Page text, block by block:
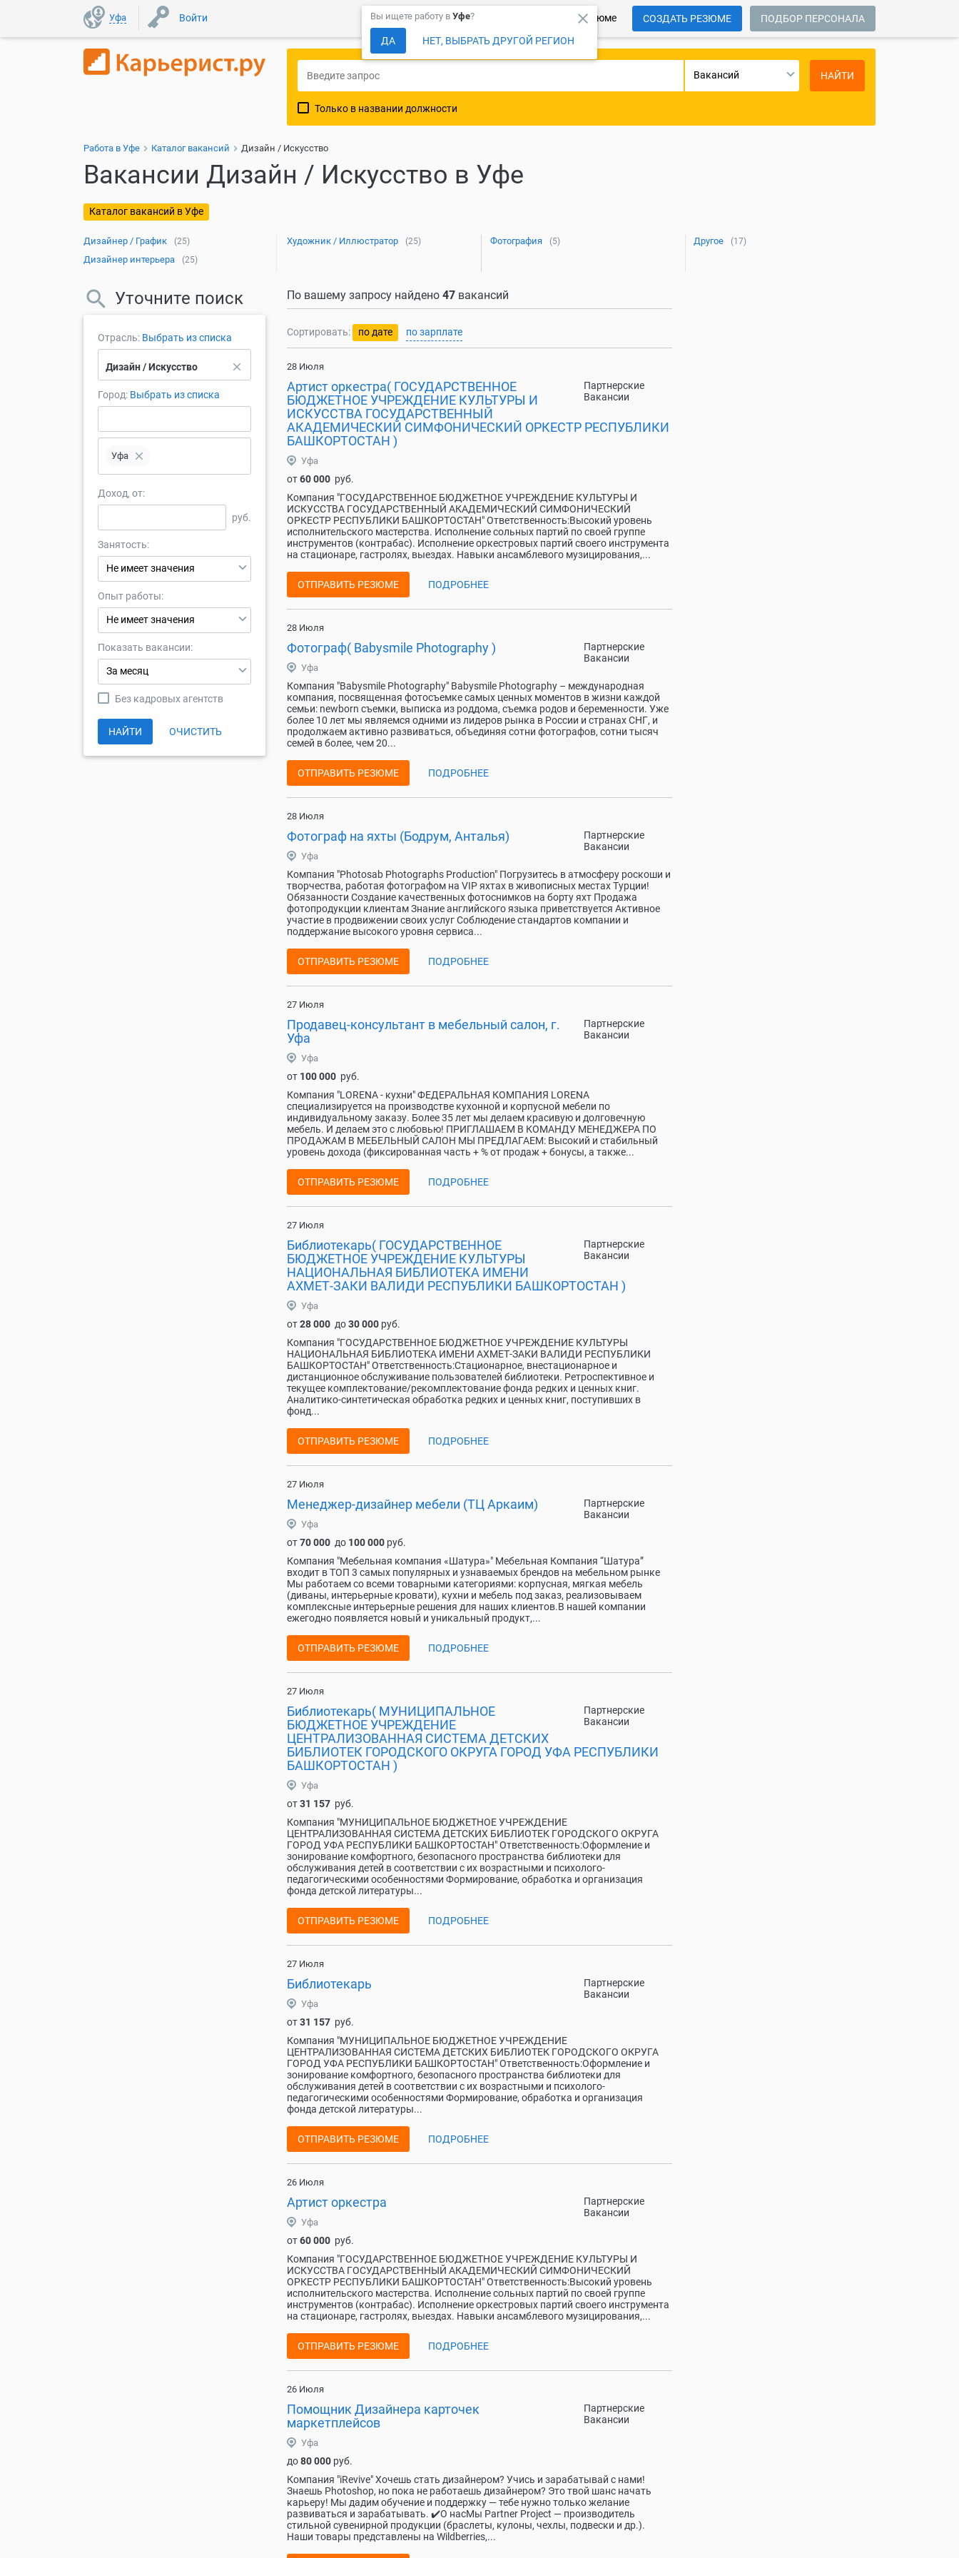
Уфа Войти СОЗДАТЬ РЕЗЮМЕ ПОДБОР ПЕРСОНАЛА
Более 150 000 компаний ждут Ваше резюме
close
Вы ищете работу в Уфе?
ДА НЕТ, ВЫБРАТЬ ДРУГОЙ РЕГИОН
Вакансий НАЙТИ
Только в названии должности
Работа в Уфе Каталог вакансий Дизайн / Искусство
Вакансии Дизайн / Искусство в Уфе
Каталог вакансий в Уфе
Дизайнер / График (25) Художник / Иллюстратор (25) Фотография (5) Другое (17)
Дизайнер интерьера (25)
По вашему запросу найдено 47 вакансий
Сортировать: по дате по зарплате
28 Июля
Партнерские
Вакансии
Артист оркестра( ГОСУДАРСТВЕННОЕ
БЮДЖЕТНОЕ УЧРЕЖДЕНИЕ КУЛЬТУРЫ И
ИСКУССТВА ГОСУДАРСТВЕННЫЙ
АКАДЕМИЧЕСКИЙ СИМФОНИЧЕСКИЙ ОРКЕСТР РЕСПУБЛИКИ
БАШКОРТОСТАН )
Уфа
от60 000 руб.
Компания "ГОСУДАРСТВЕННОЕ БЮДЖЕТНОЕ УЧРЕЖДЕНИЕ КУЛЬТУРЫ И
ИСКУССТВА ГОСУДАРСТВЕННЫЙ АКАДЕМИЧЕСКИЙ СИМФОНИЧЕСКИЙ
ОРКЕСТР РЕСПУБЛИКИ БАШКОРТОСТАН" Ответственность:Высокий уровень
исполнительского мастерства. Исполнение сольных партий по своей группе
инструментов (контрабас). Исполнение оркестровых партий своего инструмента
на стационаре, гастролях, выездах. Навыки ансамблевого музицирования,...
ОТПРАВИТЬ РЕЗЮМЕ ПОДРОБНЕЕ
28 Июля
Партнерские
Вакансии
Фотограф( Babysmile Photography )
Уфа
Компания "Babysmile Photography" Babysmile Photography – международная
компания, посвященная фотосъемке самых ценных моментов в жизни каждой
семьи: newborn съемки, выписка из роддома, съемка родов и беременности. Уже
более 10 лет мы являемся одними из лидеров рынка в России и странах СНГ, и
продолжаем активно развиваться, объединяя сотни фотографов, сотни тысяч
семей в более, чем 20...
ОТПРАВИТЬ РЕЗЮМЕ ПОДРОБНЕЕ
28 Июля
Партнерские
Вакансии
Фотограф на яхты (Бодрум, Анталья)
Уфа
Компания "Photosab Photographs Production" Погрузитесь в атмосферу роскоши и
творчества, работая фотографом на VIP яхтах в живописных местах Турции!
Обязанности Создание качественных фотоснимков на борту яхт Продажа
фотопродукции клиентам Знание английского языка приветствуется Активное
участие в продвижении своих услуг Соблюдение стандартов компании и
поддержание высокого уровня сервиса...
ОТПРАВИТЬ РЕЗЮМЕ ПОДРОБНЕЕ
27 Июля
Партнерские
Вакансии
Продавец-консультант в мебельный салон, г.
Уфа
Уфа
от 100 000 руб.
Компания "LORENA - кухни" ФЕДЕРАЛЬНАЯ КОМПАНИЯ LORENA
специализируется на производстве кухонной и корпусной мебели по
индивидуальному заказу. Более 35 лет мы делаем красивую и долговечную
мебель. И делаем это с любовью! ПРИГЛАШАЕМ В КОМАНДУ МЕНЕДЖЕРА ПО
ПРОДАЖАМ В МЕБЕЛЬНЫЙ САЛОН МЫ ПРЕДЛАГАЕМ: Высокий и стабильный
уровень дохода (фиксированная часть + % от продаж + бонусы, а также...
ОТПРАВИТЬ РЕЗЮМЕ ПОДРОБНЕЕ
27 Июля
Партнерские
Вакансии
Библиотекарь( ГОСУДАРСТВЕННОЕ
БЮДЖЕТНОЕ УЧРЕЖДЕНИЕ КУЛЬТУРЫ
НАЦИОНАЛЬНАЯ БИБЛИОТЕКА ИМЕНИ
АХМЕТ-ЗАКИ ВАЛИДИ РЕСПУБЛИКИ БАШКОРТОСТАН )
Уфа
от28 000 до30 000 руб.
Компания "ГОСУДАРСТВЕННОЕ БЮДЖЕТНОЕ УЧРЕЖДЕНИЕ КУЛЬТУРЫ
НАЦИОНАЛЬНАЯ БИБЛИОТЕКА ИМЕНИ АХМЕТ-ЗАКИ ВАЛИДИ РЕСПУБЛИКИ
БАШКОРТОСТАН" Ответственность:Стационарное, внестационарное и
дистанционное обслуживание пользователей библиотеки. Ретроспективное и
текущее комплектование/рекомплектование фонда редких и ценных книг.
Аналитико-синтетическая обработка редких и ценных книг, поступивших в
фонд...
ОТПРАВИТЬ РЕЗЮМЕ ПОДРОБНЕЕ
27 Июля
Партнерские
Вакансии
Менеджер-дизайнер мебели (ТЦ Аркаим)
Уфа
от70 000 до 100 000 руб.
Компания "Мебельная компания «Шатура»" Мебельная Компания “Шатура”
входит в ТОП 3 самых популярных и узнаваемых брендов на мебельном рынке
Мы работаем со всеми товарными категориями: корпусная, мягкая мебель
(диваны, интерьерные кровати), кухни и мебель под заказ, реализовываем
комплексные интерьерные решения для наших клиентов.В нашей компании
ежегодно появляется новый и уникальный продукт,...
ОТПРАВИТЬ РЕЗЮМЕ ПОДРОБНЕЕ
27 Июля
Партнерские
Вакансии
Библиотекарь( МУНИЦИПАЛЬНОЕ
БЮДЖЕТНОЕ УЧРЕЖДЕНИЕ
ЦЕНТРАЛИЗОВАННАЯ СИСТЕМА ДЕТСКИХ
БИБЛИОТЕК ГОРОДСКОГО ОКРУГА ГОРОД УФА РЕСПУБЛИКИ
БАШКОРТОСТАН )
Уфа
от31 157 руб.
Компания "МУНИЦИПАЛЬНОЕ БЮДЖЕТНОЕ УЧРЕЖДЕНИЕ
ЦЕНТРАЛИЗОВАННАЯ СИСТЕМА ДЕТСКИХ БИБЛИОТЕК ГОРОДСКОГО ОКРУГА
ГОРОД УФА РЕСПУБЛИКИ БАШКОРТОСТАН" Ответственность:Оформление и
зонирование комфортного, безопасного пространства библиотеки для
обслуживания детей в соответствии с их возрастными и психолого-
педагогическими особенностями Формирование, обработка и организация
фонда детской литературы...
ОТПРАВИТЬ РЕЗЮМЕ ПОДРОБНЕЕ
27 Июля
Партнерские
Вакансии
Библиотекарь
Уфа
от31 157 руб.
Компания "МУНИЦИПАЛЬНОЕ БЮДЖЕТНОЕ УЧРЕЖДЕНИЕ
ЦЕНТРАЛИЗОВАННАЯ СИСТЕМА ДЕТСКИХ БИБЛИОТЕК ГОРОДСКОГО ОКРУГА
ГОРОД УФА РЕСПУБЛИКИ БАШКОРТОСТАН" Ответственность:Оформление и
зонирование комфортного, безопасного пространства библиотеки для
обслуживания детей в соответствии с их возрастными и психолого-
педагогическими особенностями Формирование, обработка и организация
фонда детской литературы...
ОТПРАВИТЬ РЕЗЮМЕ ПОДРОБНЕЕ
26 Июля
Партнерские
Вакансии
Артист оркестра
Уфа
от60 000 руб.
Компания "ГОСУДАРСТВЕННОЕ БЮДЖЕТНОЕ УЧРЕЖДЕНИЕ КУЛЬТУРЫ И
ИСКУССТВА ГОСУДАРСТВЕННЫЙ АКАДЕМИЧЕСКИЙ СИМФОНИЧЕСКИЙ
ОРКЕСТР РЕСПУБЛИКИ БАШКОРТОСТАН" Ответственность:Высокий уровень
исполнительского мастерства. Исполнение сольных партий по своей группе
инструментов (контрабас). Исполнение оркестровых партий своего инструмента
на стационаре, гастролях, выездах. Навыки ансамблевого музицирования,...
ОТПРАВИТЬ РЕЗЮМЕ ПОДРОБНЕЕ
26 Июля
Партнерские
Вакансии
Помощник Дизайнера карточек
маркетплейсов
Уфа
до80 000 руб.
Компания "iRevive" Хочешь стать дизайнером? Учись и зарабатывай с нами!
Знаешь Photoshop, но пока не работаешь дизайнером? Это твой шанс начать
карьеру! Мы дадим обучение и поддержку — тебе нужно только желание
развиваться и зарабатывать. ✔️О насМы Partner Project — производитель
стильной сувенирной продукции (браслеты, кулоны, чехлы, подвески и др.).
Наши товары представлены на Wildberries,...
Уточните поиск
Отрасль: Выбрать из списка
Дизайн / Искусство close
Город: Выбрать из списка
Уфа close
Доход, от:
руб.
Занятость:
Не имеет значения
Опыт работы:
Не имеет значения
Показать вакансии:
За месяц
Без кадровых агентств
НАЙТИ ОЧИСТИТЬ